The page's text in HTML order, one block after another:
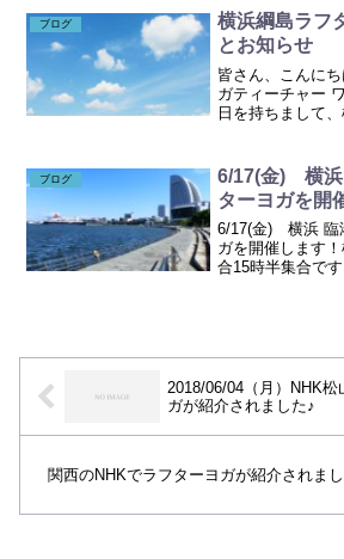
ブログ
横浜綱島ラフ
とお知らせ
皆さん、こんに
ガティーチャー
日を持ちまして
いたみなさん、
た。最終回は、
ブログ
6/17(金) 横浜
ターヨガを開
6/17(金) 横浜 臨
ガを開催します
合15時半集合で
2018/06/04（月）NHK松
ガが紹介されました♪
関西のNHKでラフターヨガが紹介されま